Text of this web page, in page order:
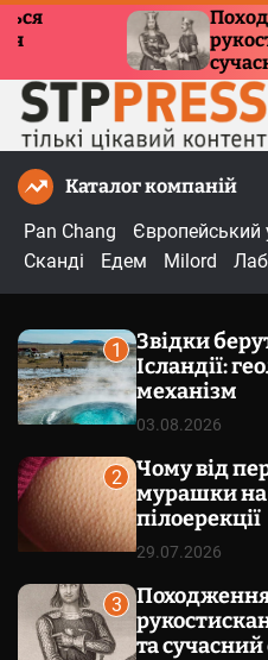
Походження традиції
рукостискання: історія,
сучасний етикет
Каталог компаній
Pan Chang
Європейський
Сканді
Едем Milord
1
Звідки
Ісландії:
механізм
03.08.2026
2
Чому від
мурашки на
пілоерекції
29.07.2026
3
та